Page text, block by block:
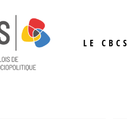
LE CBCS